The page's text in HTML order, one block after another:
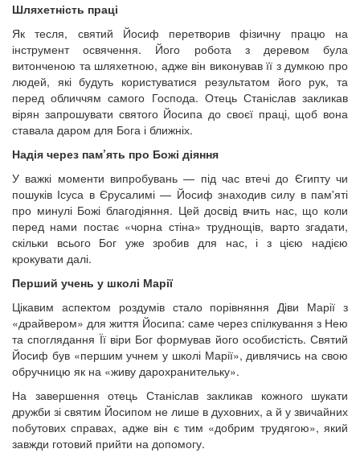
Шляхетність праці
Як тесля, святий Йосиф перетворив фізичну працю на
інструмент освячення. Його робота з деревом була
витонченою та шляхетною, адже він виконував її з думкою про
людей, які будуть користуватися результатом його рук, та
перед обличчям самого Господа. Отець Станіслав закликав
вірян запрошувати святого Йосипа до своєї праці, щоб вона
ставала даром для Бога і ближніх.
Надія через пам’ять про Божі діяння
У важкі моменти випробувань — під час втечі до Єгипту чи
пошуків Ісуса в Єрусалимі — Йосиф знаходив силу в пам'яті
про минулі Божі благодіяння. Цей досвід вчить нас, що коли
перед нами постає «чорна стіна» труднощів, варто згадати,
скільки всього Бог уже зробив для нас, і з цією надією
крокувати далі.
Перший учень у школі Марії
Цікавим аспектом роздумів стало порівняння Діви Марії з
«драйвером» для життя Йосипа: саме через спілкування з Нею
та споглядання Її віри Бог формував його особистість. Святий
Йосиф був «першим учнем у школі Марії», дивлячись на свою
обручницю як на «живу дарохранительку».
На завершення отець Станіслав закликав кожного шукати
дружби зі святим Йосипом не лише в духовних, а й у звичайних
побутових справах, адже він є тим «добрим трудягою», який
завжди готовий прийти на допомогу.